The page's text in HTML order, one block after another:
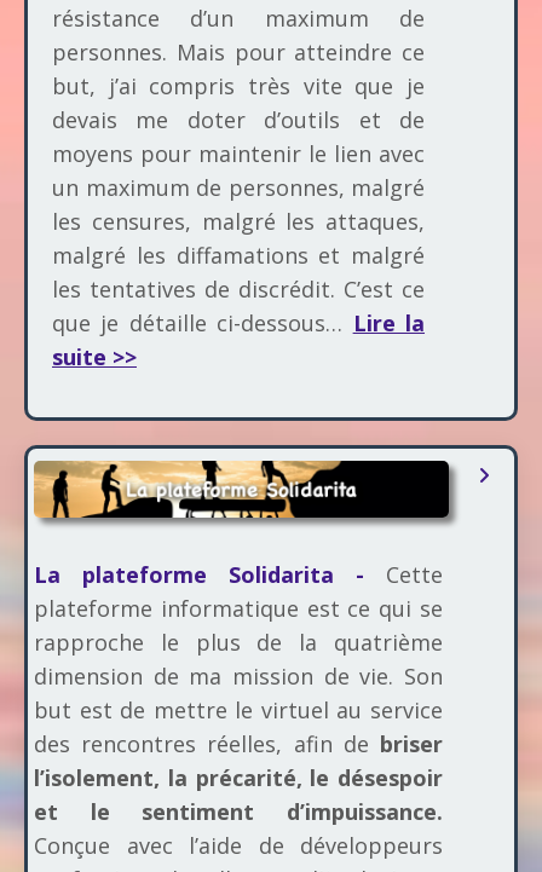
résistance d’un maximum de
personnes. Mais pour atteindre ce
but, j’ai compris très vite que je
devais me doter d’outils et de
moyens pour maintenir le lien avec
un maximum de personnes, malgré
les censures, malgré les attaques,
malgré les diffamations et malgré
les tentatives de discrédit. C’est ce
que je détaille ci-dessous… Lire la
suite >>
La plateforme Solidarita - Cette
plateforme informatique est ce qui se
rapproche le plus de la quatrième
dimension de ma mission de vie. Son
but est de mettre le virtuel au service
des rencontres réelles, afin de briser
l’isolement, la précarité, le désespoir
et le sentiment d’impuissance.
Conçue avec l’aide de développeurs